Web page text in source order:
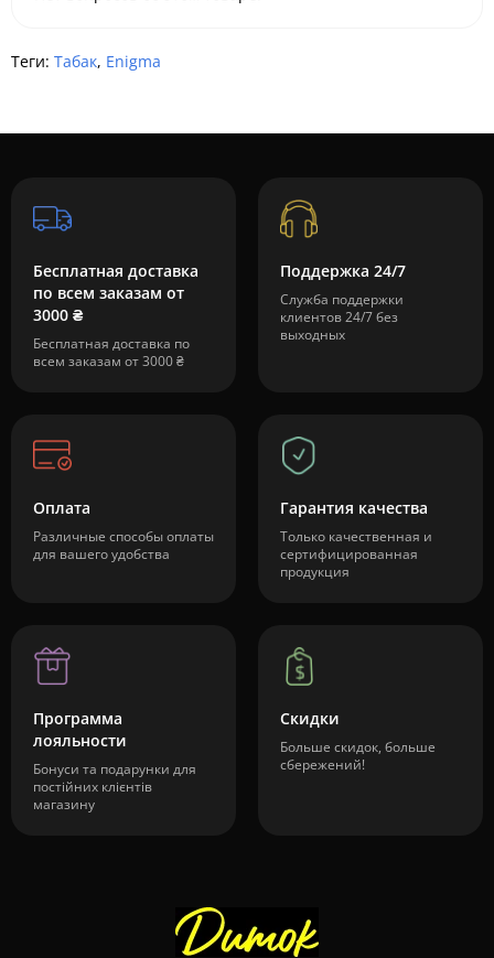
Теги: Табак, Enigma
Бесплатная доставка
по всем заказам от
3000 ₴
Бесплатная доставка по
всем заказам от 3000 ₴
Поддержка 24/7
Служба поддержки
клиентов 24/7 без
выходных
Оплата
Различные способы оплаты
для вашего удобства
Гарантия качества
Только качественная и
сертифицированная
продукция
Программа
лояльности
Бонуси та подарунки для
постійних клієнтів
магазину
Скидки
Больше скидок, больше
сбережений!